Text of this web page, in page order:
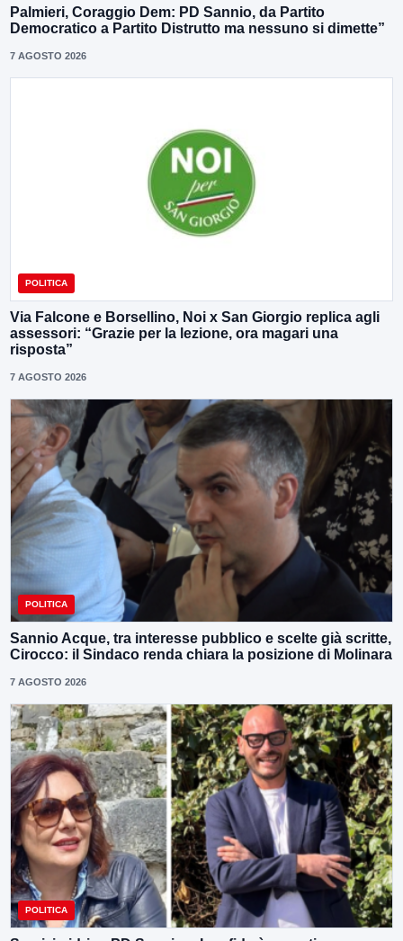
Palmieri, Coraggio Dem: PD Sannio, da Partito
Democratico a Partito Distrutto ma nessuno si dimette”
7 AGOSTO 2026
POLITICA
Via Falcone e Borsellino, Noi x San Giorgio replica agli
assessori: “Grazie per la lezione, ora magari una
risposta”
7 AGOSTO 2026
POLITICA
Sannio Acque, tra interesse pubblico e scelte già scritte,
Cirocco: il Sindaco renda chiara la posizione di Molinara
7 AGOSTO 2026
POLITICA